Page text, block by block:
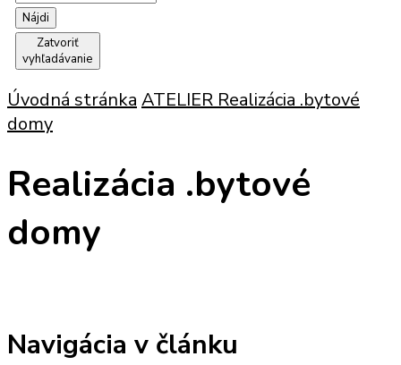
Zatvoriť
vyhľadávanie
Úvodná stránka ATELIER Realizácia .bytové
domy
Realizácia .bytové
domy
Navigácia v článku